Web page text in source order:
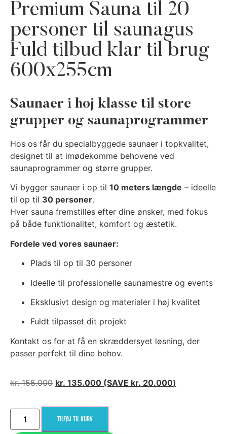
Premium Sauna til 20
personer til saunagus
Fuld tilbud klar til brug
600x255cm
Saunaer i høj klasse til store
grupper og saunaprogrammer
Hos os får du specialbyggede saunaer i topkvalitet,
designet til at imødekomme behovene ved
saunaprogrammer og større grupper.
Vi bygger saunaer i op til 10 meters længde – ideelle
til op til 30 personer.
Hver sauna fremstilles efter dine ønsker, med fokus
på både funktionalitet, komfort og æstetik.
Fordele ved vores saunaer:
Plads til op til 30 personer
Ideelle til professionelle saunamestre og events
Eksklusivt design og materialer i høj kvalitet
Fuldt tilpasset dit projekt
Kontakt os for at få en skræddersyet løsning, der
passer perfekt til dine behov.
kr.155.000 kr. 135.000 (SAVE kr. 20.000)
TILFØJ TIL KURV